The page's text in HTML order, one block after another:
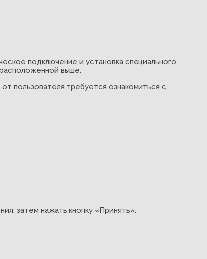
подключение и установка специального
выше.
пользователя требуется ознакомиться с
затем нажать кнопку «Принять».